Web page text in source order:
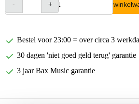
In
Bestel voor 23:00 = over circa 3
30 dagen 'niet goed geld terug' garantie
3 jaar Bax Music garantie